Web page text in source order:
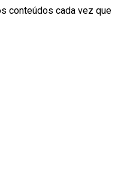
conteúdos cada vez que